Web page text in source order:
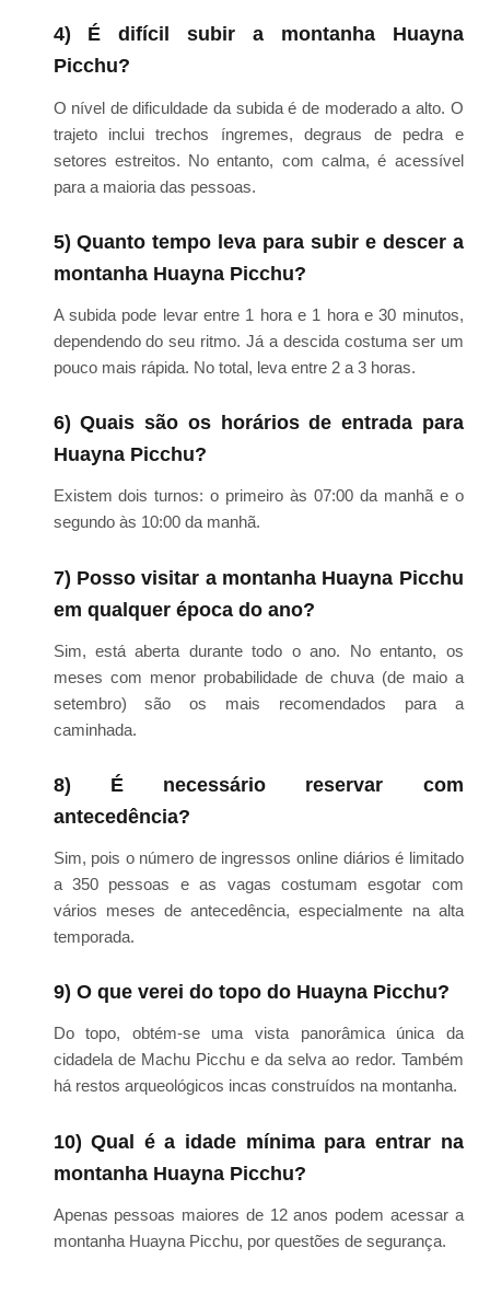
4) É difícil subir a montanha Huayna
Picchu?
O nível de dificuldade da subida é de moderado a alto. O
trajeto inclui trechos íngremes, degraus de pedra e
setores estreitos. No entanto, com calma, é acessível
para a maioria das pessoas.
5) Quanto tempo leva para subir e descer a
montanha Huayna Picchu?
A subida pode levar entre 1 hora e 1 hora e 30 minutos,
dependendo do seu ritmo. Já a descida costuma ser um
pouco mais rápida. No total, leva entre 2 a 3 horas.
6) Quais são os horários de entrada para
Huayna Picchu?
Existem dois turnos: o primeiro às 07:00 da manhã e o
segundo às 10:00 da manhã.
7) Posso visitar a montanha Huayna Picchu
em qualquer época do ano?
Sim, está aberta durante todo o ano. No entanto, os
meses com menor probabilidade de chuva (de maio a
setembro) são os mais recomendados para a
caminhada.
8) É necessário reservar com
antecedência?
Sim, pois o número de ingressos online diários é limitado
a 350 pessoas e as vagas costumam esgotar com
vários meses de antecedência, especialmente na alta
temporada.
9) O que verei do topo do Huayna Picchu?
Do topo, obtém-se uma vista panorâmica única da
cidadela de Machu Picchu e da selva ao redor. Também
há restos arqueológicos incas construídos na montanha.
10) Qual é a idade mínima para entrar na
montanha Huayna Picchu?
Apenas pessoas maiores de 12 anos podem acessar a
montanha Huayna Picchu, por questões de segurança.